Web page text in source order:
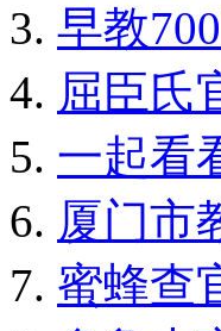
早教
屈臣氏
一起看
厦门市
蜜蜂查